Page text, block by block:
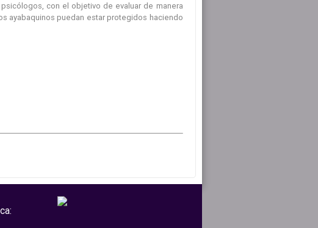
con el objetivo de evaluar de manera
ayabaquinos puedan estar protegidos haciendo